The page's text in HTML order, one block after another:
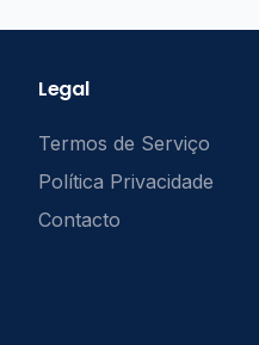
Legal
Termos de Serviço
Política Privacidade
Contacto